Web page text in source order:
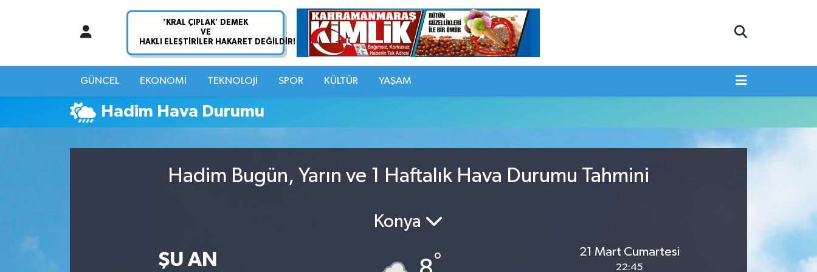
GÜNCEL EKONOMİ TEKNOLOJİ SPOR KÜLTÜR YAŞAM
Hadim Hava Durumu
Hadim Bugün, Yarın ve 1 Haftalık Hava Durumu Tahmini
ŞU AN
Konya
°
21 Mart Cumartesi
22:45
Hava Durumu
Namaz Vakitleri
Süper Lig Puan Durumu ve Fikstür